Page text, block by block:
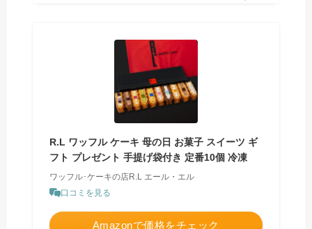
R.L ワッフル ケーキ 母の日 お菓子 スイーツ ギ
フト プレゼント 手提げ袋付き 定番10個 冷凍
ワッフル･ケーキの店R.L エール・エル
口コミを見る
Amazonで価格をチェック